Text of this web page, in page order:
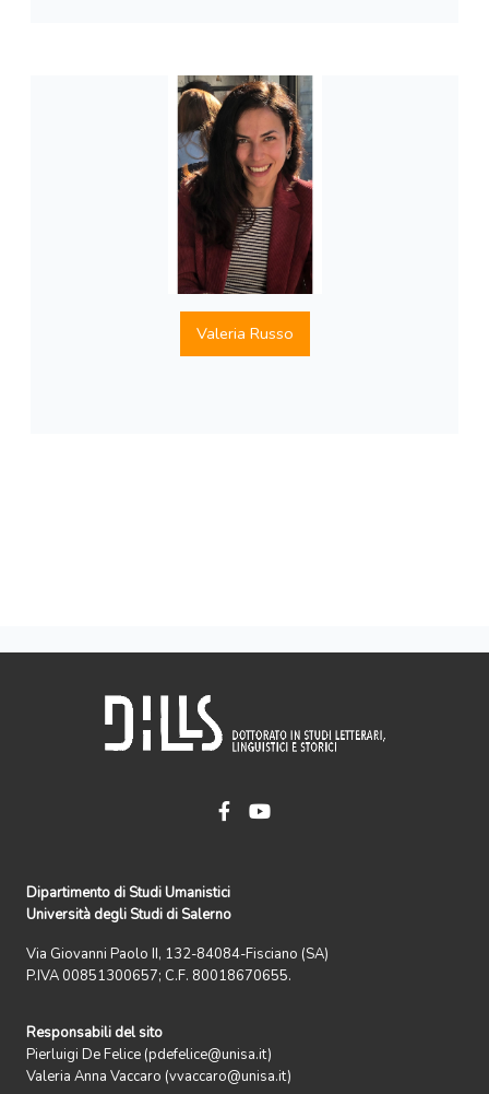
Valeria Russo
Dipartimento di Studi Umanistici
Università degli Studi di Salerno
Via Giovanni Paolo II, 132-84084-Fisciano (SA)
P.IVA 00851300657; C.F. 80018670655.
Responsabili del sito
Pierluigi De Felice (pdefelice@unisa.it)
Valeria Anna Vaccaro (vvaccaro@unisa.it)